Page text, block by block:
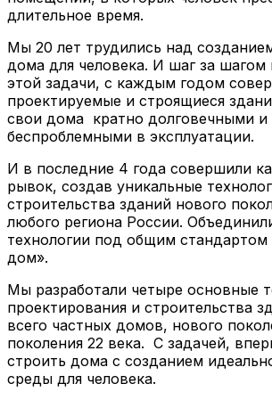
длительное время.
Мы 20 лет трудились над
дома для человека. И шаг за
этой задачи, с каждым годом
проектируемые и строящиеся
свои дома кратно долговечными и
беспроблемными в эксплуатации.
И в последние 4 года совершили
рывок, создав уникальные
строительства зданий нового
любого региона России.
технологии под общим
дом».
Мы разработали четыре основные
проектирования и строительства
всего частных домов, нового
поколения 22 века. С задачей,
строить дома с созданием
среды для человека.